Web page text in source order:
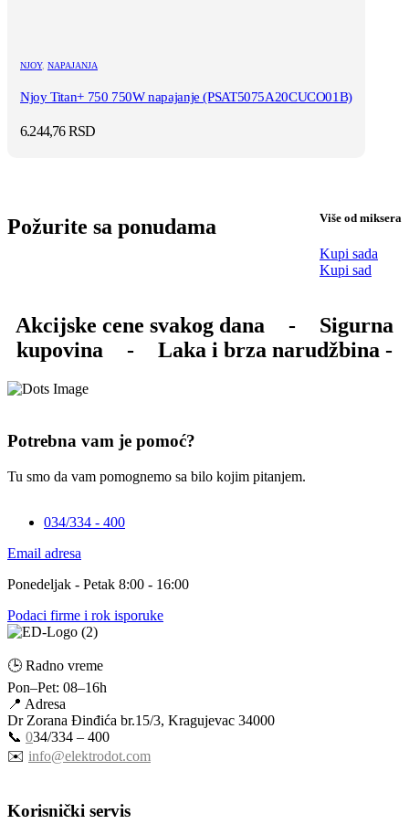
NJOY, NAPAJANJA
Njoy Titan+ 750 750W napajanje (PSAT5075A20CUCO01B)
6.244,76RSD
Požurite sa ponudama Više od miksera
Kupi sada
Kupi sad
Akcijske cene svakog dana -
Sigurna
kupovina
- Laka i brza narudžbina -
Potrebna vam je pomoć?
Tu smo da vam pomognemo sa bilo kojim pitanjem.
034/334 - 400
Email adresa
Ponedeljak - Petak 8:00 - 16:00
Podaci firme i rok isporuke
🕒 Radno vreme
Pon–Pet: 08–16h
📍 Adresa
Dr Zorana Đinđića br.15/3, Kragujevac 34000
📞 034/334 – 400
✉️ info@elektrodot.com
Korisnički servis